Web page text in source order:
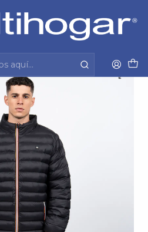
formal y casual
Regular Reef